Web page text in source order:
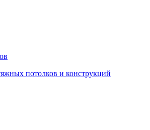
потолков и конструкций